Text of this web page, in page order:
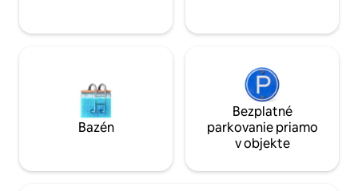
Bazén
Bezplatné
parkovanie priamo
v objekte